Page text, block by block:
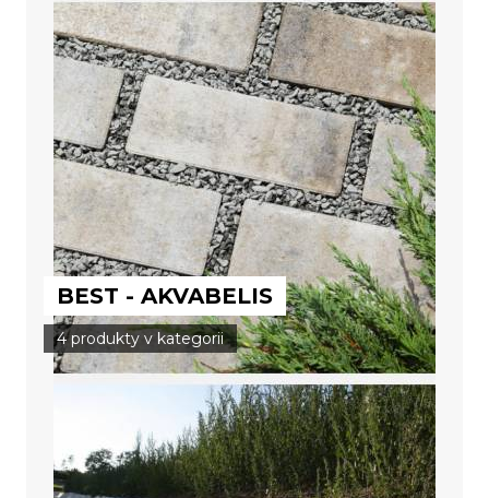
BEST - AKVABELIS
4 produkty v kategorii